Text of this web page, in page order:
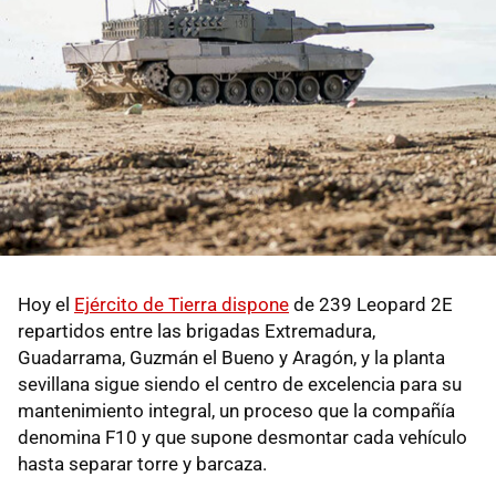
Hoy el Ejército de Tierra dispone de 239 Leopard 2E
repartidos entre las brigadas Extremadura,
Guadarrama, Guzmán el Bueno y Aragón, y la planta
sevillana sigue siendo el centro de excelencia para su
mantenimiento integral, un proceso que la compañía
denomina F10 y que supone desmontar cada vehículo
hasta separar torre y barcaza.